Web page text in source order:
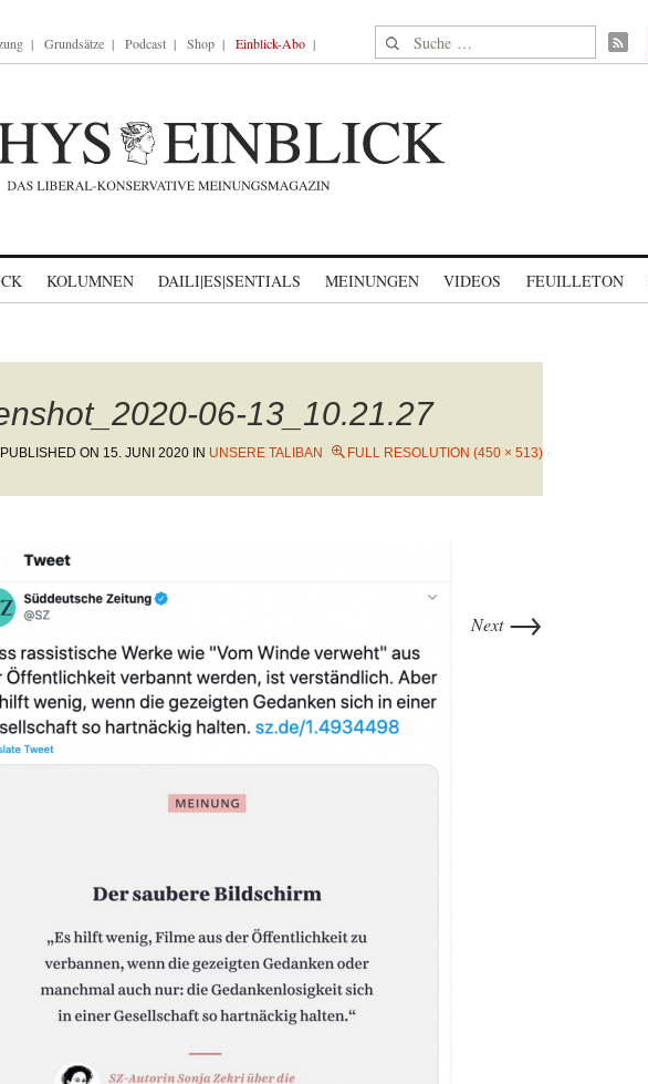
Grundsätze Podcast Shop Einblick-Abo Suche nach:
KOLUMNEN DAILI|ES|SENTIALS MEINUNGEN VIDEOS FEUILLETON
06-13_10.21.27
PUBLISHED ON 15. JUNI 2020 IN UNSERE TALIBAN FULL RESOLUTION (450 × 513)
Next →